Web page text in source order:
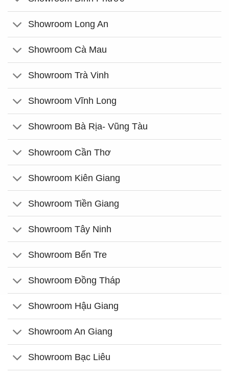
Showroom Long An
Showroom Cà Mau
Showroom Trà Vinh
Showroom Vĩnh Long
Showroom Bà Rịa- Vũng Tàu
Showroom Cần Thơ
Showroom Kiên Giang
Showroom Tiền Giang
Showroom Tây Ninh
Showroom Bến Tre
Showroom Đồng Tháp
Showroom Hậu Giang
Showroom An Giang
Showroom Bạc Liêu